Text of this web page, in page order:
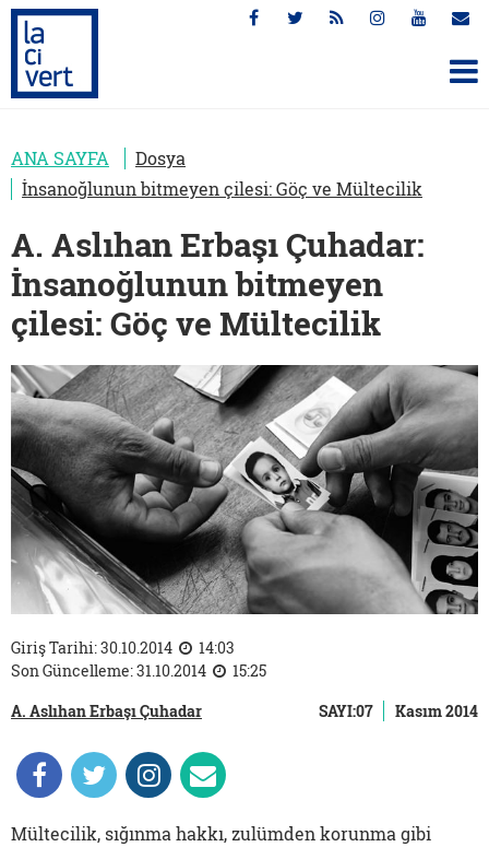
ANA SAYFA
Dosya
İnsanoğlunun bitmeyen çilesi: Göç ve Mültecilik
A. Aslıhan Erbaşı Çuhadar:
İnsanoğlunun bitmeyen
çilesi: Göç ve Mültecilik
Giriş Tarihi: 30.10.2014
14:03
Son Güncelleme: 31.10.2014
15:25
A. Aslıhan Erbaşı Çuhadar
SAYI:07 Kasım 2014
Mültecilik, sığınma hakkı, zulümden korunma gibi